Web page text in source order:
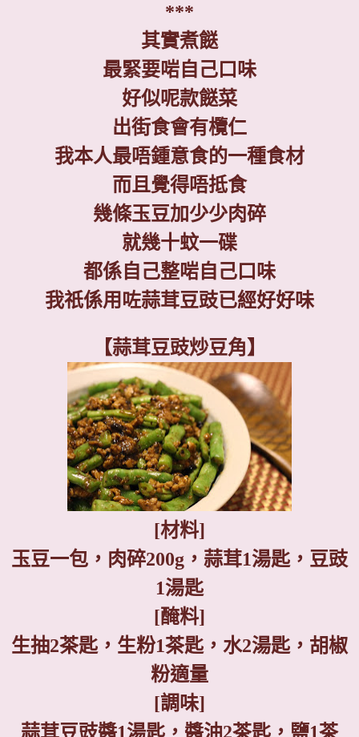
***
其實煮餸
最緊要啱自己口味
好似呢款餸菜
出街食會有欖仁
我本人最唔鍾意食的一種食材
而且覺得唔抵食
幾條玉豆加少少肉碎
就幾十蚊一碟
都係自己整啱自己口味
我祇係用咗蒜茸豆豉已經好好味
【蒜茸豆豉炒豆角】
[材料]
玉豆一包，肉碎200g ，蒜茸1湯匙，豆豉
1湯匙
[醃料]
生抽2茶匙，生粉1茶匙，水2湯匙，胡椒
粉適量
[調味]
蒜茸豆豉醬1湯匙，醬油2茶匙，鹽1茶